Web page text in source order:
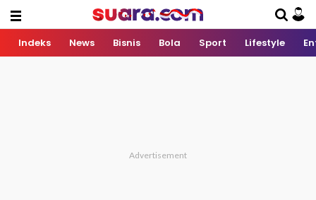
Indeks News Bisnis Bola Sport Lifestyle